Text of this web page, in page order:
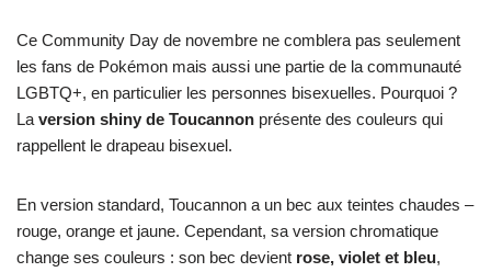
Ce Community Day de novembre ne comblera pas seulement
les fans de Pokémon mais aussi une partie de la communauté
LGBTQ+, en particulier les personnes bisexuelles. Pourquoi ?
La version shiny de Toucannon présente des couleurs qui
rappellent le drapeau bisexuel.
En version standard, Toucannon a un bec aux teintes chaudes –
rouge, orange et jaune. Cependant, sa version chromatique
change ses couleurs : son bec devient rose, violet et bleu,